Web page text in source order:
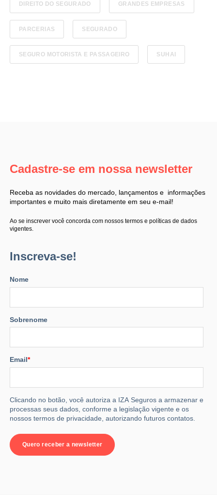
DIREITO DO SEGURADO GRANDES EMPRESAS
PARCERIAS SEGURADO
SEGURO MOTORISTA E PASSAGEIRO SUHAI
Cadastre-se em nossa newsletter
Receba as novidades do mercado, lançamentos e informações
importantes e muito mais diretamente em seu e-mail!
Ao se inscrever você concorda com nossos termos e políticas de dados
vigentes.
Inscreva-se!
Nome
Sobrenome
Email*
Clicando no botão, você autoriza a IZA Seguros a armazenar e
processas seus dados, conforme a legislação vigente e os
nossos termos de privacidade, autorizando futuros contatos.